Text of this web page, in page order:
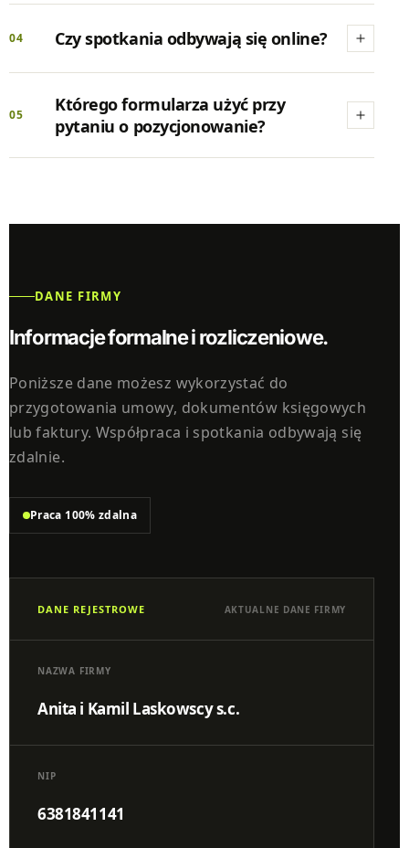
04 Czy spotkania odbywają się online?
05
Którego formularza użyć przy
pytaniu o pozycjonowanie?
DANE FIRMY
Informacje formalne i rozliczeniowe.
Poniższe dane możesz wykorzystać do
przygotowania umowy, dokumentów księgowych
lub faktury. Współpraca i spotkania odbywają się
zdalnie.
Praca 100% zdalna
DANE REJESTROWE AKTUALNE DANE FIRMY
NAZWA FIRMY
Anita i Kamil Laskowscy s.c.
NIP
6381841141